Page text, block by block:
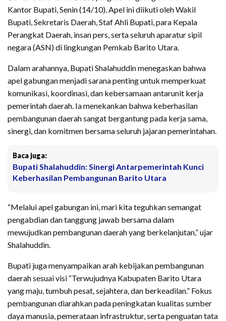
Kantor Bupati, Senin (14/10). Apel ini diikuti oleh Wakil
Bupati, Sekretaris Daerah, Staf Ahli Bupati, para Kepala
Perangkat Daerah, insan pers, serta seluruh aparatur sipil
negara (ASN) di lingkungan Pemkab Barito Utara.
Dalam arahannya, Bupati Shalahuddin menegaskan bahwa
apel gabungan menjadi sarana penting untuk memperkuat
komunikasi, koordinasi, dan kebersamaan antarunit kerja
pemerintah daerah. Ia menekankan bahwa keberhasilan
pembangunan daerah sangat bergantung pada kerja sama,
sinergi, dan komitmen bersama seluruh jajaran pemerintahan.
Baca juga:
Bupati Shalahuddin: Sinergi Antarpemerintah Kunci
Keberhasilan Pembangunan Barito Utara
“Melalui apel gabungan ini, mari kita teguhkan semangat
pengabdian dan tanggung jawab bersama dalam
mewujudkan pembangunan daerah yang berkelanjutan,” ujar
Shalahuddin.
Bupati juga menyampaikan arah kebijakan pembangunan
daerah sesuai visi “Terwujudnya Kabupaten Barito Utara
yang maju, tumbuh pesat, sejahtera, dan berkeadilan.” Fokus
pembangunan diarahkan pada peningkatan kualitas sumber
daya manusia, pemerataan infrastruktur, serta penguatan tata